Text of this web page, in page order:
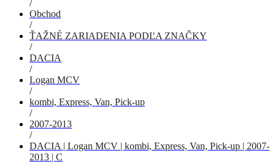
/
Obchod
/
ŤAŽNÉ ZARIADENIA PODĽA ZNAČKY
/
DACIA
/
Logan MCV
/
kombi, Express, Van, Pick-up
/
2007-2013
/
DACIA | Logan MCV | kombi, Express, Van, Pick-up | 2007-
2013 | C